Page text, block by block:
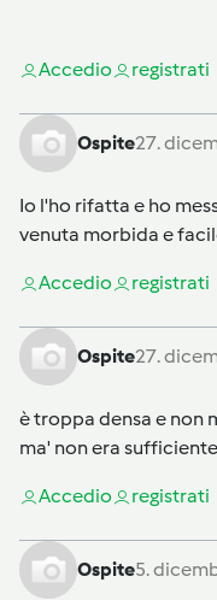
Accedio registrati
Ospite27.
Io l'ho rifatta e ho
venuta morbida e
Accedio registrati
Ospite27.
è troppa densa e non
ma' non era sufficiente
Accedio registrati
Ospite5.